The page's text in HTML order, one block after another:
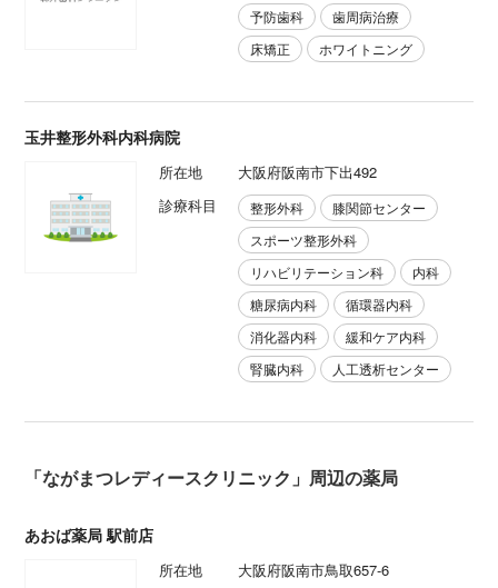
予防歯科
歯周病治療
床矯正
ホワイトニング
玉井整形外科内科病院
所在地
大阪府阪南市下出492
診療科目
整形外科
膝関節センター
スポーツ整形外科
リハビリテーション科
内科
糖尿病内科
循環器内科
消化器内科
緩和ケア内科
腎臓内科
人工透析センター
「ながまつレディースクリニック」周辺の薬局
あおば薬局 駅前店
所在地 大阪府阪南市鳥取657-6